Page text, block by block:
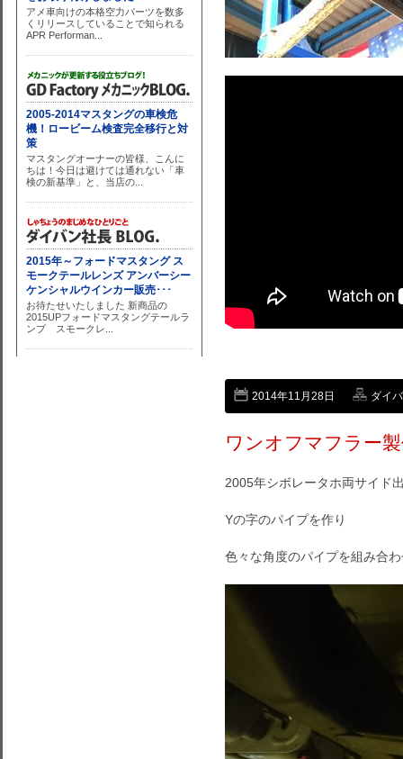
2014年11月28日 ダイ
ワンオフマフラー
2005年シボレータホ両サイド
Yの字のパイプを作り
色々な角度のパイプを組み合